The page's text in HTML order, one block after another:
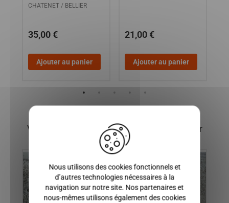
CHATENET / BELLIER
35,00 €
Ajouter au panier
21,00 €
Ajouter au panier
Vous pourriez également être intéressé par
Nous utilisons des cookies fonctionnels et
d’autres technologies nécessaires à la
navigation sur notre site. Nos partenaires et
nous-mêmes utilisons également des cookies